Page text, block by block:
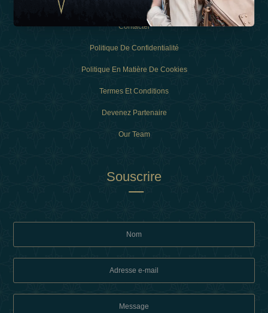
Contacter
Politique De Confidentialité
Politique En Matière De Cookies
Termes Et Conditions
Devenez Partenaire
Our Team
Souscrire